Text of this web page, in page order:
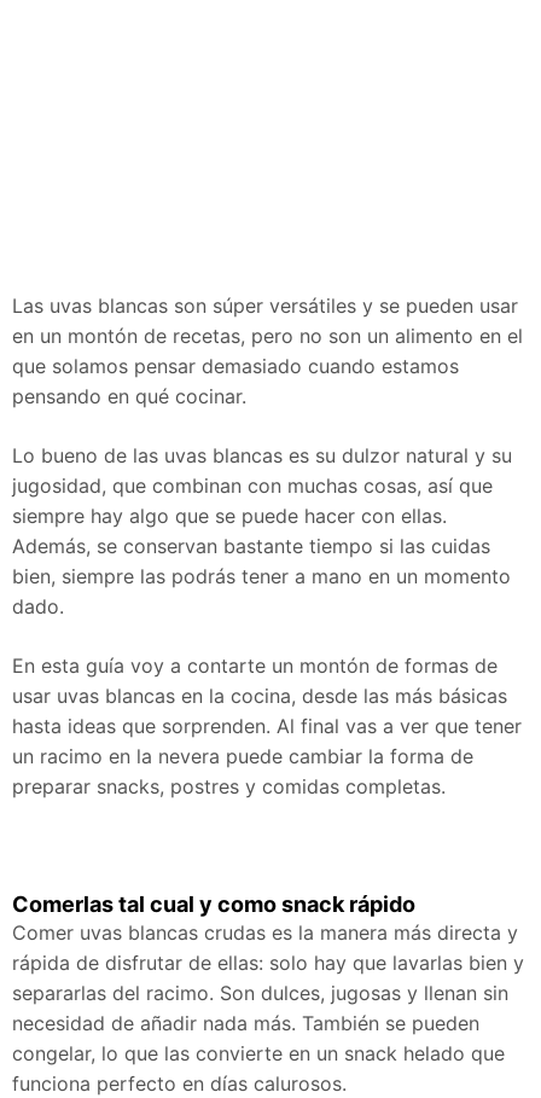
Las uvas blancas son súper versátiles y se pueden usar
en un montón de recetas, pero no son un alimento en el
que solamos pensar demasiado cuando estamos
pensando en qué cocinar.
Lo bueno de las uvas blancas es su dulzor natural y su
jugosidad, que combinan con muchas cosas, así que
siempre hay algo que se puede hacer con ellas.
Además, se conservan bastante tiempo si las cuidas
bien, siempre las podrás tener a mano en un momento
dado.
En esta guía voy a contarte un montón de formas de
usar uvas blancas en la cocina, desde las más básicas
hasta ideas que sorprenden. Al final vas a ver que tener
un racimo en la nevera puede cambiar la forma de
preparar snacks, postres y comidas completas.
Comerlas tal cual y como snack rápido
Comer uvas blancas crudas es la manera más directa y
rápida de disfrutar de ellas: solo hay que lavarlas bien y
separarlas del racimo. Son dulces, jugosas y llenan sin
necesidad de añadir nada más. También se pueden
congelar, lo que las convierte en un snack helado que
funciona perfecto en días calurosos.